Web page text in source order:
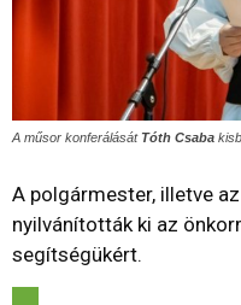
A műsor konferálását Tóth Csaba
A polgármester, illetve
nyilvánították ki az
segítségükért.